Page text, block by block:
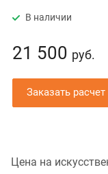
В наличии
21 500 руб.
Заказать расчет
Цена на